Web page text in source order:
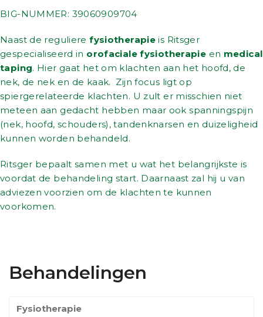
BIG-NUMMER: 39060909704
Naast de regulierefysiotherapie is Ritsger
gespecialiseerd in orofaciale fysiotherapie en medical
taping. Hier gaat het om klachten aan het hoofd, de
nek, de nek en de kaak. Zijn focus ligt op
spiergerelateerde klachten. U zult er misschien niet
meteen aan gedacht hebben maar ook spanningspijn
(nek, hoofd, schouders), tandenknarsen en duizeligheid
kunnen worden behandeld.
Ritsger bepaalt samen met u wat het belangrijkste is
voordat de behandeling start. Daarnaast zal hij u van
adviezen voorzien om de klachten te kunnen
voorkomen.
Behandelingen
Fysiotherapie